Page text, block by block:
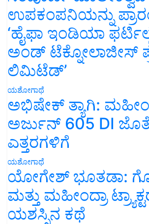
ಉಪಕಂಪನಿಯನ್ನು
‘ಹೈಫಾ ಇಂಡಿಯಾ
ಅಂಡ್ ಟೆಕ್ನೋಲಾಜೀಸ್
ಲಿಮಿಟೆಡ್’
ಯಶೋಗಾಥೆ
ಅಭಿಷೇಕ್ ತ್ಯಾಗಿ:
ಅರ್ಜುನ್ 605 DI
ಎತ್ತರಗಳಿಗೆ
ಯಶೋಗಾಥೆ
ಯೋಗೇಶ್ ಭೂತಡಾ:
ಮತ್ತು ಮಹೀಂದ್ರಾ
ಯಶಸ್ಸಿನ ಕಥೆ